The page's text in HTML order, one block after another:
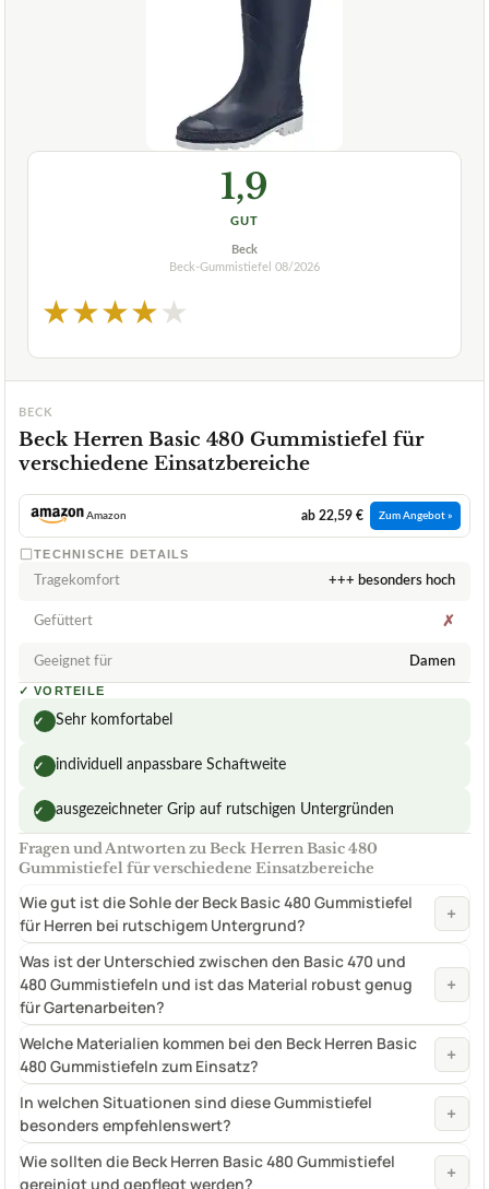
1,9
GUT
Beck
Beck-Gummistiefel
08/2026
★★★★★
BECK
Beck Herren Basic 480 Gummistiefel für
verschiedene Einsatzbereiche
Amazon ab 22,59 € Zum Angebot »
TECHNISCHE DETAILS
Tragekomfort +++ besonders hoch
Gefüttert ✗
Geeignet für Damen
✓ VORTEILE
✓ Sehr komfortabel
✓ individuell anpassbare Schaftweite
✓ ausgezeichneter Grip auf rutschigen Untergründen
Fragen und Antworten zu Beck Herren Basic 480
Gummistiefel für verschiedene Einsatzbereiche
Wie gut ist die Sohle der Beck Basic 480 Gummistiefel
für Herren bei rutschigem Untergrund?
+
Was ist der Unterschied zwischen den Basic 470 und
480 Gummistiefeln und ist das Material robust genug
für Gartenarbeiten?
+
Welche Materialien kommen bei den Beck Herren Basic
480 Gummistiefeln zum Einsatz?
+
In welchen Situationen sind diese Gummistiefel
besonders empfehlenswert?
+
Wie sollten die Beck Herren Basic 480 Gummistiefel
gereinigt und gepflegt werden?
+